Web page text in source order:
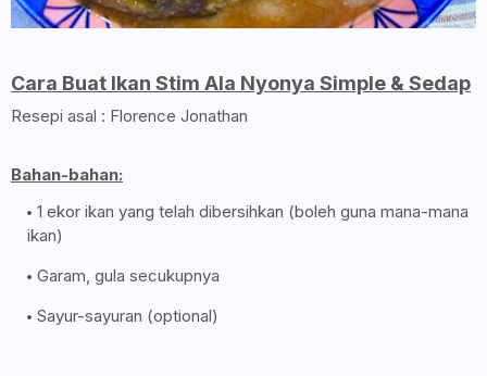
Cara Buat Ikan Stim Ala Nyonya Simple & Sedap
Resepi asal : Florence Jonathan
Bahan-bahan:
1 ekor ikan yang telah dibersihkan (boleh guna mana-mana
ikan)
Garam, gula secukupnya
Sayur-sayuran (optional)